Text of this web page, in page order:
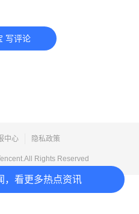
，看更多热点资讯
写评论
中心 隐私政策
Rights Reserved